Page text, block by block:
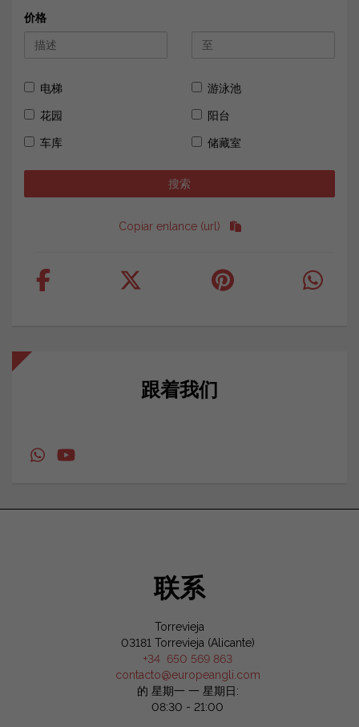
价格
电梯 游泳池
花园 阳台
车库 储藏室
Copiar enlance (url)
跟着我们
联系
Torrevieja
03181 Torrevieja (Alicante)
+34 650 569 863
contacto@europeangli.com
的 星期一 一 星期日:
08:30 - 21:00